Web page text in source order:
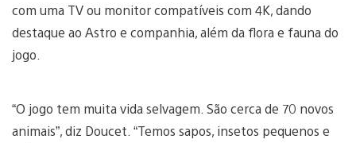
com uma TV ou monitor compatíveis com 4K, dando
destaque ao Astro e companhia, além da flora e fauna do
jogo.
“O jogo tem muita vida selvagem. São cerca de 70 novos
animais”, diz Doucet. “Temos sapos, insetos pequenos e